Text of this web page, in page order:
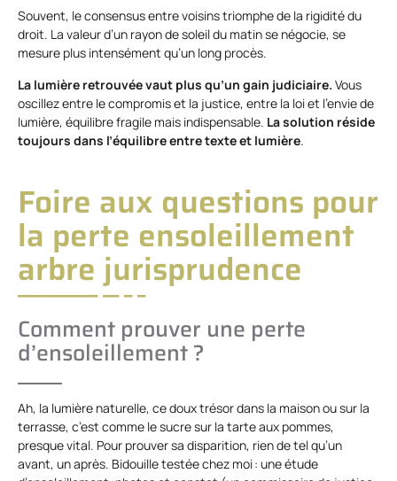
Souvent, le consensus entre voisins triomphe de la rigidité du
droit. La valeur d’un rayon de soleil du matin se négocie, se
mesure plus intensément qu’un long procès.
La lumière retrouvée vaut plus qu’un gain judiciaire. Vous
oscillez entre le compromis et la justice, entre la loi et l’envie de
lumière, équilibre fragile mais indispensable. La solution réside
toujours dans l’équilibre entre texte et lumière.
Foire aux questions pour
la perte ensoleillement
arbre jurisprudence
Comment prouver une perte
d’ensoleillement ?
Ah, la lumière naturelle, ce doux trésor dans la maison ou sur la
terrasse, c’est comme le sucre sur la tarte aux pommes,
presque vital. Pour prouver sa disparition, rien de tel qu’un
avant, un après. Bidouille testée chez moi : une étude